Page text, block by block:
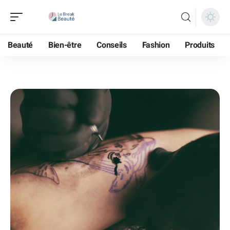
Beauté Bien-être Conseils Fashion Produits